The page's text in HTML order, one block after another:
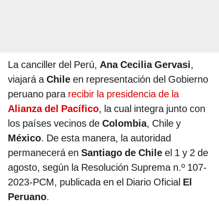
La canciller del Perú, Ana Cecilia Gervasi,
viajará aChile en representación del Gobierno
peruano pararecibir la presidencia de la
Alianza del Pacífico, la cual integra junto con
los países vecinos de Colombia, Chile y
México. De esta manera, la autoridad
permanecerá en Santiago de Chile el 1 y 2 de
agosto, según la Resolución Suprema n.º 107-
2023-PCM, publicada en el Diario Oficial El
Peruano.